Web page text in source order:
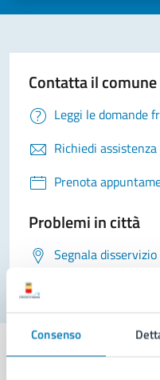
Consenso
Contatta il comune
Leggi le domande
Richiedi assistenza
Prenota
Problemi in città
Segnala disservizio